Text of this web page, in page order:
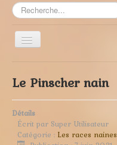
Rechercher
Toggle
Navigation
Le Pinscher nain
Détails
Écrit par Super Utilisateur
Catégorie : Les races naines